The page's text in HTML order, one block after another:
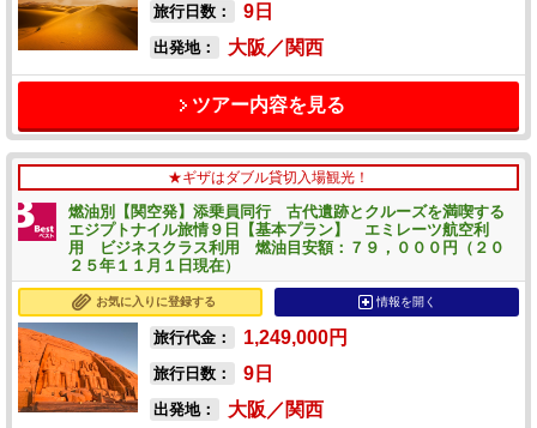
旅行日数： 9 日
出発地： 大阪／関西
ツアー内容を見る
★ギザはダブル貸切入場観光！
燃油別【関空発】添乗員同行 古代遺跡とクルーズを満喫する
エジプトナイル旅情９日【基本プラン】 エミレーツ航空利
用 ビジネスクラス利用 燃油目安額：７９，０００円（２０
２５年１１月１日現在）
お気に入りに登録する 情報を開く
旅行代金： 1,249,000円
旅行日数： 9 日
出発地： 大阪／関西